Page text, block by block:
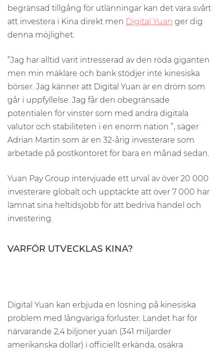
begränsad tillgång för utlänningar kan det vara svårt
att investera i Kina direkt men Digital Yuan ger dig
denna möjlighet.
”Jag har alltid varit intresserad av den röda giganten
men min mäklare och bank stödjer inte kinesiska
börser. Jag känner att Digital Yuan är en dröm som
går i uppfyllelse. Jag får den obegränsade
potentialen för vinster som med andra digitala
valutor och stabiliteten i en enorm nation ”, säger
Adrian Martin som är en 32-årig investerare som
arbetade på postkontoret för bara en månad sedan.
Yuan Pay Group intervjuade ett urval av över 20 000
investerare globalt och upptäckte att över 7 000 har
lämnat sina heltidsjobb för att bedriva handel och
investering.
VARFÖR UTVECKLAS KINA?
Digital Yuan kan erbjuda en lösning på kinesiska
problem med långvariga förluster. Landet har för
närvarande 2,4 biljoner yuan (341 miljarder
amerikanska dollar) i officiellt erkända, osäkra